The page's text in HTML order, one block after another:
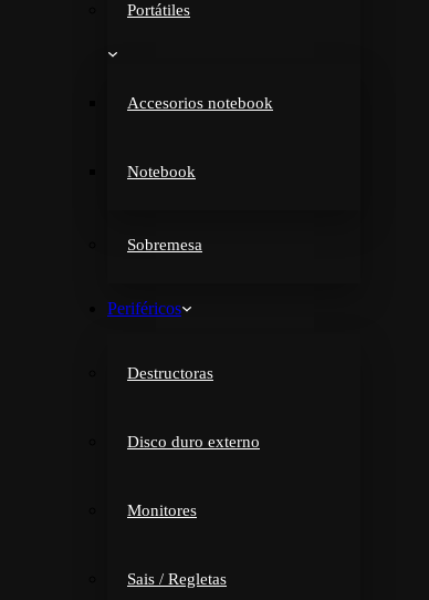
Portátiles
Accesorios notebook
Notebook
Sobremesa
Periféricos
Destructoras
Disco duro externo
Monitores
Sais / Regletas